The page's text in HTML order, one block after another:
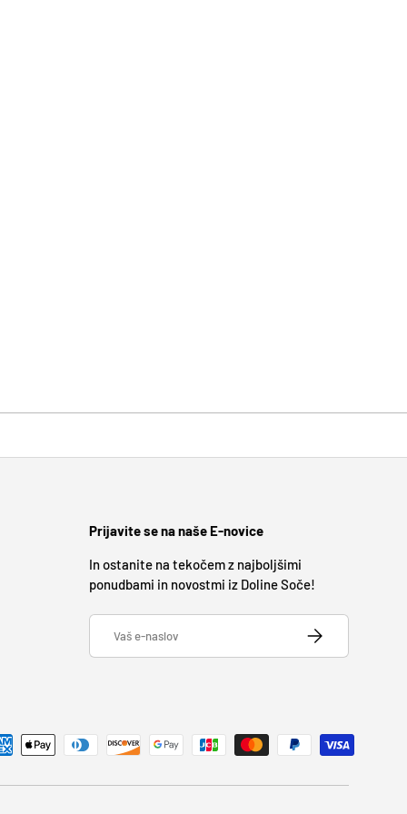
Prijavite se na naše E-novice
In ostanite na tekočem z najboljšimi
ponudbami in novostmi iz Doline Soče!
E-naslov
PRIJAVITE SE